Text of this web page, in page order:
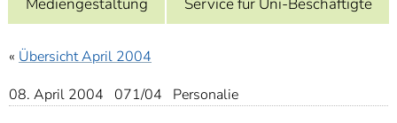
7]
Informationen zur
Barrierefreiheit
« Übersicht April 2004
08. April 2004 071/04 Personalie